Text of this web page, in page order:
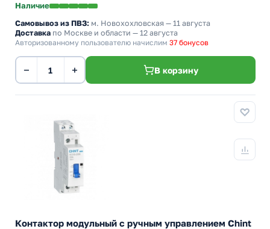
Наличие
Самовывоз из ПВЗ: м. Новохохловская — 11 августа
Доставка по Москве и области — 12 августа
Авторизованному пользователю начислим 37 бонусов
− + В корзину
Контактор модульный с ручным управлением Chint